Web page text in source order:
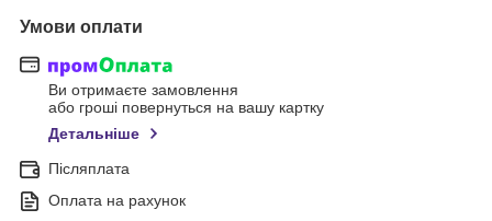
Умови оплати
Ви отримаєте замовлення
або гроші повернуться на вашу картку
Детальніше
Післяплата
Оплата на рахунок